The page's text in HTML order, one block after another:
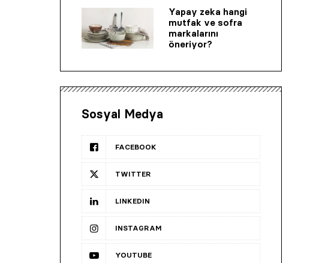
Yapay zeka hangi
mutfak ve sofra
markalarını
öneriyor?
Sosyal Medya
FACEBOOK
TWITTER
LINKEDIN
INSTAGRAM
YOUTUBE